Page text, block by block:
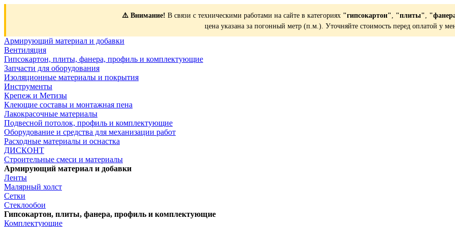
⚠️ Внимание! В связи с техническими работами на сайте в категориях "гипсокартон", "плиты",
цена указана за погонный метр (п.м.). Уточняйте стоимость перед оплатой у
Армирующий материал и добавки
Вентиляция
Гипсокартон, плиты, фанера, профиль и комплектующие
Запчасти для оборудования
Изоляционные материалы и покрытия
Инструменты
Крепеж и Метизы
Клеющие составы и монтажная пена
Лакокрасочные материалы
Подвесной потолок, профиль и комплектующие
Оборудование и средства для механизации работ
Расходные материалы и оснастка
ДИСКОНТ
Строительные смеси и материалы
Армирующий материал и добавки
Ленты
Малярный холст
Сетки
Стеклообои
Гипсокартон, плиты, фанера, профиль и комплектующие
Комплектующие